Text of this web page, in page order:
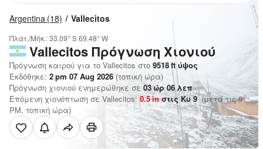
Argentina (18) Vallecitos
Πλάτ./Μήκ.:33.09° S69.48° W
VallecitosΠρόγνωση Χιονιού
Πρόγνωση καιρού για το Vallecitos στο 9518ftύψος
Εκδόθηκε: 2 pm 07 Aug 2026 (τοπική ώρα)
Πρόγνωση χιονιού ενημερώθηκε σε03ώρ06λεπ
Επόμενη χιονόπτωση σε Vallecitos:0.5inστις Κυ 9(μετά τις 9
PM, τοπική ώρα)